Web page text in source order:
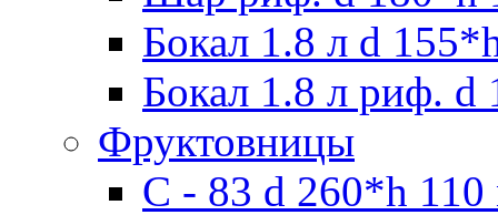
Бокал 1.8 л d
Бокал 1.8 л риф.
Фруктовницы
С - 83 d 260*h